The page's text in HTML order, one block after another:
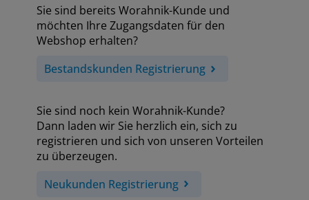
Sie sind bereits Worahnik-Kunde und
möchten Ihre Zugangsdaten für den
Webshop erhalten?
Bestandskunden Registrierung
Sie sind noch kein Worahnik-Kunde?
Dann laden wir Sie herzlich ein, sich zu
registrieren und sich von unseren Vorteilen
zu überzeugen.
Neukunden Registrierung